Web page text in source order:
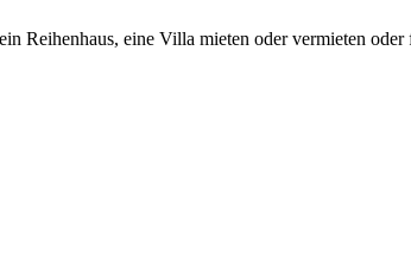
Reihenhaus, eine Villa mieten oder vermieten